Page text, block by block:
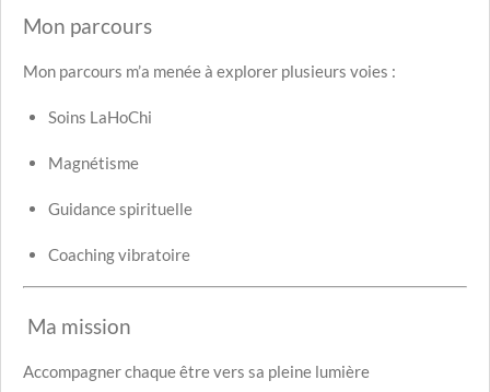
Mon parcours
Mon parcours m’a menée à explorer plusieurs voies :
Soins LaHoChi
Magnétisme
Guidance spirituelle
Coaching vibratoire
Ma mission
Accompagner chaque être vers sa pleine lumière